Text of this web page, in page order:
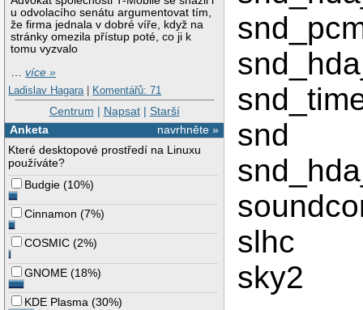
u odvolacího senátu argumentovat tím,
že firma jednala v dobré víře, když na
stránky omezila přístup poté, co ji k
tomu vyzvalo
…více »
Ladislav Hagara | Komentářů: 71
Centrum | Napsat| Starší
navrhněte »
Anketa
Které desktopové prostředí na Linuxu
používáte?
Budgie (10%)
Cinnamon (7%)
COSMIC (2%)
GNOME (18%)
KDE Plasma (30%)
snd
slhc